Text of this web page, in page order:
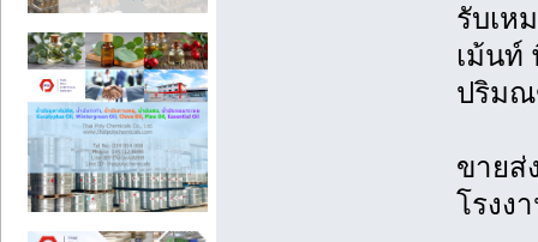
รับเห
เม้นท์
ปริม
ขายส่
โรงง